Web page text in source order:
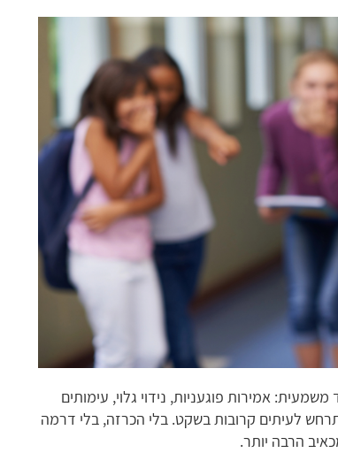
אמירות פוגעניות, נידוי גלוי, עימותים
לעיתים קרובות בשקט. בלי הכרזה, בלי דרמה
הרבה יותר.